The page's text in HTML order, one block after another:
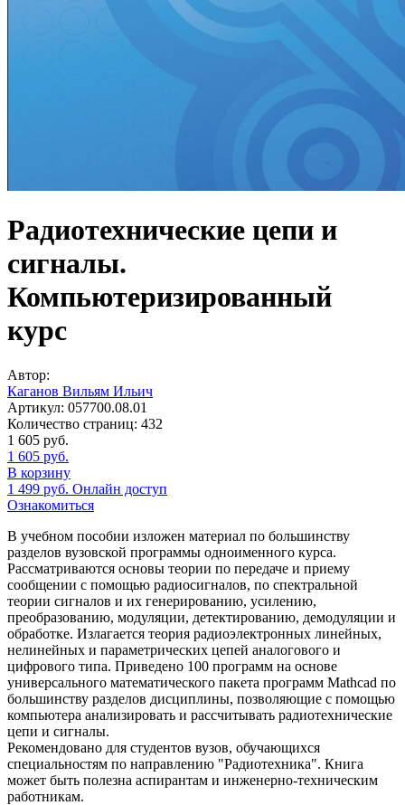
Радиотехнические цепи и
сигналы.
Компьютеризированный
курс
Автор:
Каганов Вильям Ильич
Артикул: 057700.08.01
Количество страниц: 432
1 605 руб.
1 605 руб.
В корзину
1 499 руб. Онлайн доступ
Ознакомиться
В учебном пособии изложен материал по большинству
разделов вузовской программы одноименного курса.
Рассматриваются основы теории по передаче и приему
сообщении с помощью радиосигналов, по спектральной
теории сигналов и их генерированию, усилению,
преобразованию, модуляции, детектированию, демодуляции и
обработке. Излагается теория радиоэлектронных линейных,
нелинейных и параметрических цепей аналогового и
цифрового типа. Приведено 100 программ на основе
универсального математического пакета программ Mathcad по
большинству разделов дисциплины, позволяющие с помощью
компьютера анализировать и рассчитывать радиотехнические
цепи и сигналы.
Рекомендовано для студентов вузов, обучающихся
специальностям по направлению "Радиотехника". Книга
может быть полезна аспирантам и инженерно-техническим
работникам.